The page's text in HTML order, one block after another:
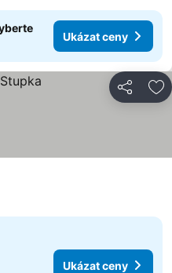
Ukázat ceny
Sdílet
Ukázat ceny